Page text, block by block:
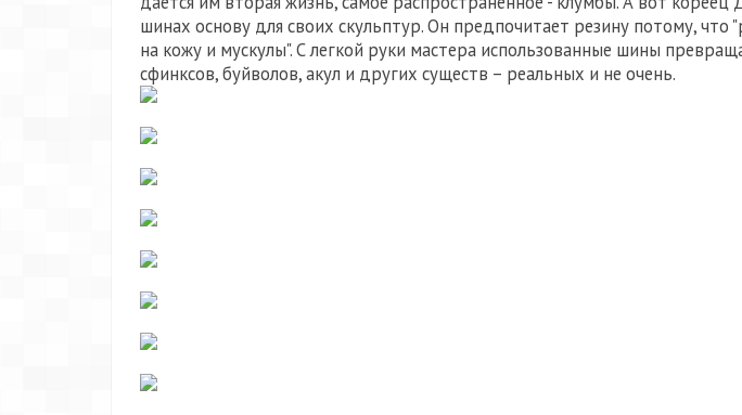
шинах основу для своих скульптур. Он предпочитает резину потому, что
на кожу и мускулы". С легкой руки мастера использованные шины
сфинксов, буйволов, акул и других существ – реальных и не очень.